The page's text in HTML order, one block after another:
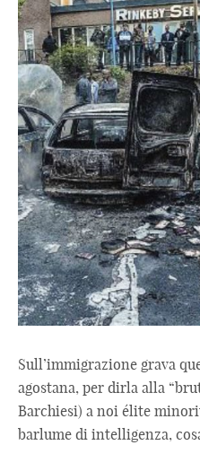
Sull’immigrazione grava
agostana, per dirla alla
Barchiesi) a noi élite
barlume di intelligenza,